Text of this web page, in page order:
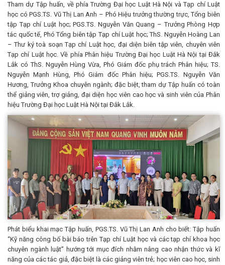
Tham dự Tập huấn, về phía Trường Đại học Luật Hà Nội và Tạp chí Luật
học có PGS.TS. Vũ Thị Lan Anh – Phó Hiệu trưởng thường trực, Tổng biên
tập Tạp chí Luật học; PGS.TS. Nguyễn Văn Quang – Trưởng Phòng Hợp
tác quốc tế, Phó Tổng biên tập Tạp chí Luật học; ThS. Nguyễn Hoàng Lan
– Thư ký toà soạn Tạp chí Luật học, đại diện biên tập viên, chuyên viên
Tạp chí Luật học. Về phía Phân hiệu Trường Đại học Luật Hà Nội tại Đắk
Lắk có ThS. Nguyễn Hùng Vừa, Phó Giám đốc phụ trách Phân hiệu; TS.
Nguyễn Mạnh Hùng, Phó Giám đốc Phân hiệu; PGS.TS. Nguyễn Văn
Hương, Trưởng Khoa chuyên ngành; đặc biệt, tham dự Tập huấn có toàn
thể giảng viên, trợ giảng, đại diện học viên cao học và sinh viên của Phân
hiệu Trường Đại học Luật Hà Nội tại Đắk Lắk.
Phát biểu khai mạc Tập huấn, PGS.TS. Vũ Thị Lan Anh cho biết: Tập huấn
“Kỹ năng công bố bài báo trên Tạp chí Luật học và các tạp chí khoa học
chuyên ngành luật” hướng tới mục đích nhằm nâng cao nhận thức và kĩ
năng của các tác giả, đặc biệt là các giảng viên trẻ; học viên cao học, sinh